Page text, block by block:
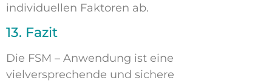
individuellen Faktoren ab.
13. Fazit
Die FSM – Anwendung ist eine
vielversprechende und sichere